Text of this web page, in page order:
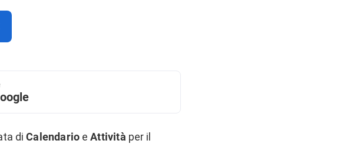
diCalendario eAttività per il